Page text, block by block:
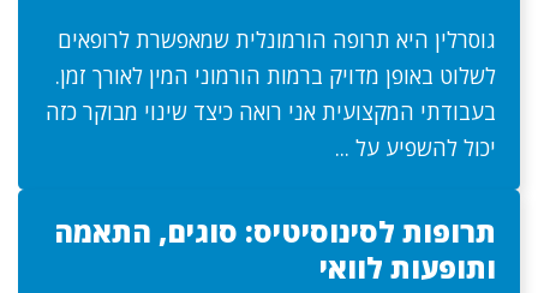
גוסרלין היא תרופה הורמונלית שמאפשרת לרופאים
לשלוט באופן מדויק ברמות הורמוני המין לאורך זמן.
בעבודתי המקצועית אני רואה כיצד שינוי מבוקר כזה
יכול להשפיע על ...
תרופות לסינוסיטיס: סוגים, התאמה
ותופעות לוואי